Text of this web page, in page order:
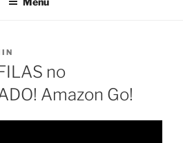
no
Amazon Go!